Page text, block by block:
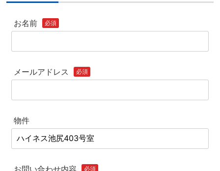
お名前 必須
メールアドレス 必須
物件
必須